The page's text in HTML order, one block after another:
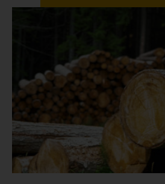
Schnell-Parkett
Mehr über Funktionen erfahren
Holzfarben